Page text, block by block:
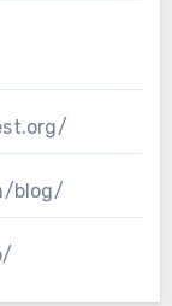
blog/